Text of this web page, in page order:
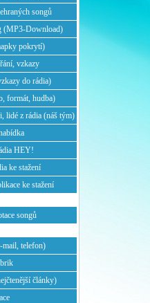
songů
(MP3-Download)
pokrytí)
vzkazy
do rádia)
formát, hudba)
lidé z rádia (náš tým)
HEY!
ke stažení
ke stažení
songů
mail, telefon)
články)